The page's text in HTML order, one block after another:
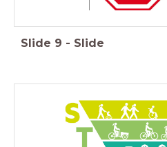
Slide 9 - Slide